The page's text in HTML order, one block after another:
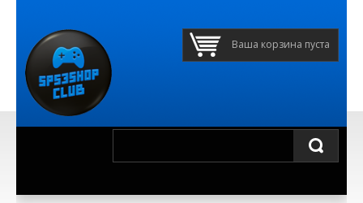
Ваша корзина пуста